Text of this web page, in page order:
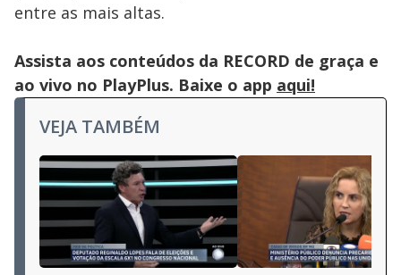
entre as mais altas.
Assista aos conteúdos da RECORD de graça e
ao vivo no PlayPlus. Baixe o app aqui!
VEJA TAMBÉM